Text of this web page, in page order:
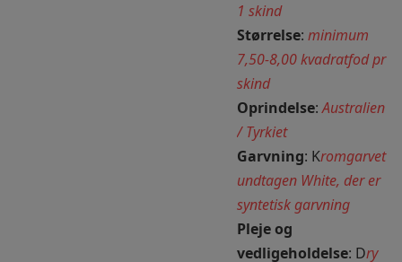
1 skind
Størrelse: minimum
7,50-8,00 kvadratfod pr
skind
Oprindelse:Australien
/ Tyrkiet
Garvning: Kromgarvet
undtagen White, der er
syntetisk garvning
Pleje og
vedligeholdelse: Dry